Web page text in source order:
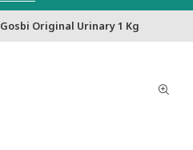
Gosbi Original Urinary 1 Kg